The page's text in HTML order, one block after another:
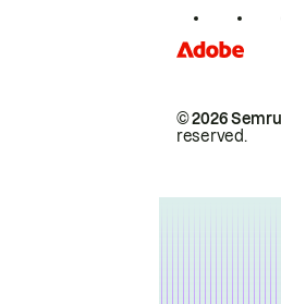
© 2026
reserved.